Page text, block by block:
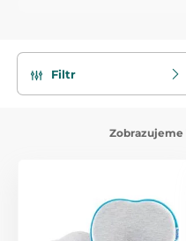
Filtr
Zobrazujeme